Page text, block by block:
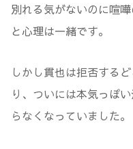
別れる気がないのに喧
と心理は一緒です。
しかし貫也は拒否する
り、ついには本気っぽ
らなくなっていました。